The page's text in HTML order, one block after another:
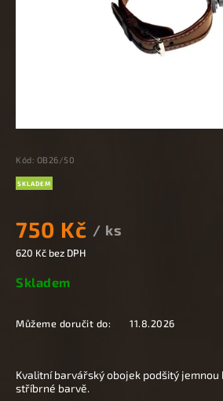
Kód: OB26/50
SKLADEM
750 Kč / ks
620 Kč bez DPH
Skladem
Můžeme doručit do: 11.8.2026
Kvalitní barvářský obojek podšitý jemnou
stříbrné barvě.